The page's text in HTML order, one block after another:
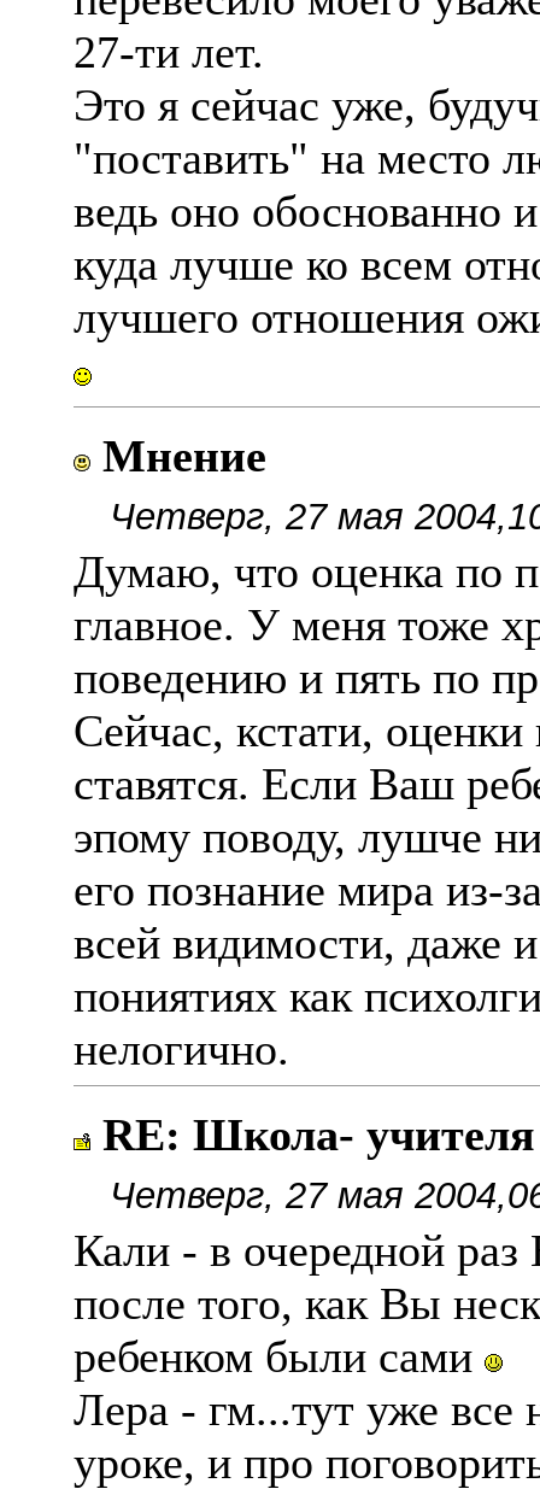
27-ти лет.
Это я сейчас уже,
"поставить" на место
ведь оно обоснованно
куда лучше ко всем
лучшего отношения
Мнение
Четверг, 27 мая
Думаю, что оценка по
главное. У меня тоже
поведению и пять по
Сейчас, кстати,
ставятся. Если Ваш
эпому поводу, лушче
его познание мира из-
всей видимости, даже
пониятиях как
нелогично.
RE: Школа- учителя
Четверг, 27 мая
Кали - в очередной
после того, как Вы
ребенком были сами
Лера - гм...тут уже все
уроке, и про